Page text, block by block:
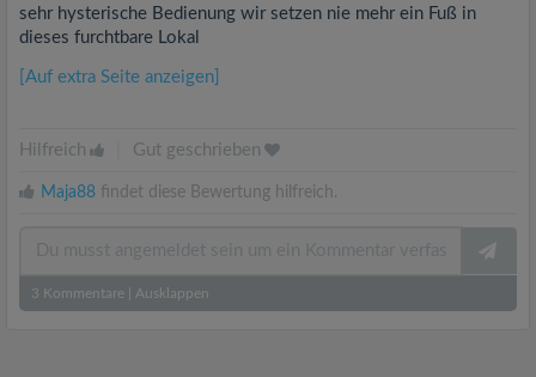
sehr hysterische Bedienung wir setzen nie mehr ein Fuß in
dieses furchtbare Lokal
[Auf extra Seite anzeigen]
Hilfreich Gut geschrieben
Maja88 findet diese Bewertung hilfreich.
3 Kommentare Ausklappen